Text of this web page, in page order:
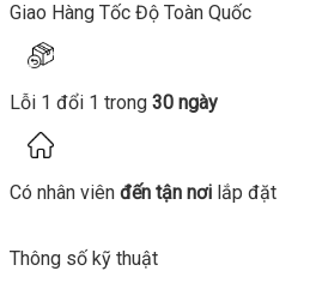
Giao Hàng Tốc Độ Toàn Quốc
Lỗi 1 đổi 1 trong 30 ngày
Có nhân viên đến tận nơi lắp đặt
Thông số kỹ thuật